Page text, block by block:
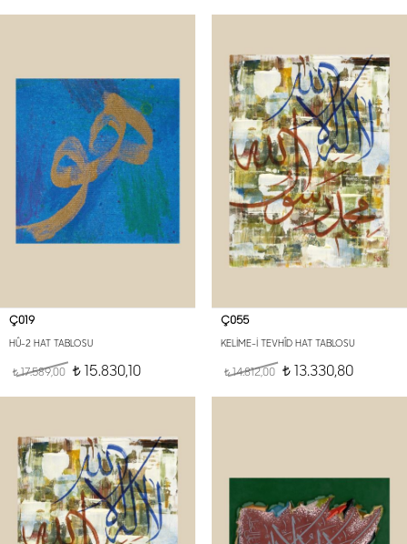
Ç019
HÛ-2 HAT TABLOSU
t17.589,00 t 15.830,10
Ç055
KELİME-İ TEVHÎD HAT TABLOSU
t14.812,00 t13.330,80